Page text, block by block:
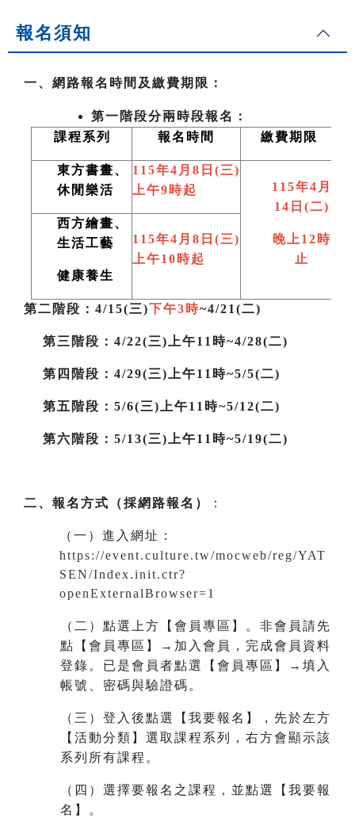
報名須知
一、網路報名時間及繳費期限：
第一階段分兩時段報名：
課程系列
報名時間 繳費期限
東方書畫、
休閒樂活
115年4月8日(三)
上午9時起
115年4月
14日(二)
晚上12時
止
西方繪畫、
生活工藝
健康養生
115年4月8日(三)
上午10時起
第二階段 ：4/15(三)下午3時~4/21(二)
第三階段 ：4/22(三)上午11時~4/28(二)
第四階段：4/29(三)上午11時~5/5(二)
第五階段：5/6(三)上午11時~5/12(二)
第六階段：5/13(三)上午11時~5/19(二)
二、報名方式（採網路報名） ：
（一）進入網址 ：
https://event.culture.tw/mocweb/reg/YAT
SEN/Index.init.ctr?
openExternalBrowser=1
（二）點選上方【會員專區】。非會員請先
點【會員專區】→加入會員，完成會員資料
登錄。已是會員者點選【會員專區】→填入
帳號、密碼與驗證碼。
（三）登入後點選【我要報名】，先於左方
【活動分類】選取課程系列，右方會顯示該
系列所有課程。
（四）選擇要報名之課程，並點選【我要報
名】。